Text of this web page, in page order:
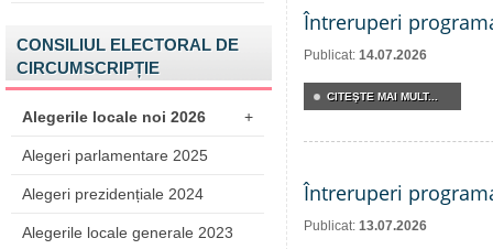
CONSILIUL ELECTORAL DE
CIRCUMSCRIPȚIE
Alegerile locale noi 2026 +
Alegeri parlamentare 2025
Alegeri prezidențiale 2024
Alegerile locale generale 2023
Întreruperi
Publicat: 14.07.2026
CITEŞTE MAI MULT...
Întreruperi
Publicat: 13.07.2026